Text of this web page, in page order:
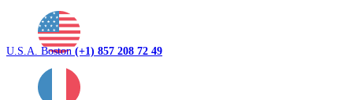
U.S.A. Boston(+1) 857 208 72 49